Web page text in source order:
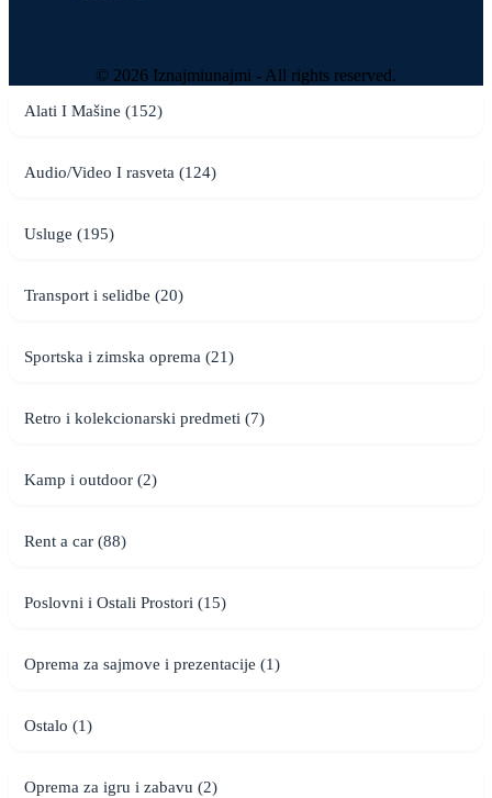
© 2026 Iznajmiunajmi - All rights reserved.
Alati I Mašine (152)
Audio/Video I rasveta (124)
Usluge (195)
Transport i selidbe (20)
Sportska i zimska oprema (21)
Retro i kolekcionarski predmeti (7)
Kamp i outdoor (2)
Rent a car (88)
Poslovni i Ostali Prostori (15)
Oprema za sajmove i prezentacije (1)
Ostalo (1)
Oprema za igru i zabavu (2)